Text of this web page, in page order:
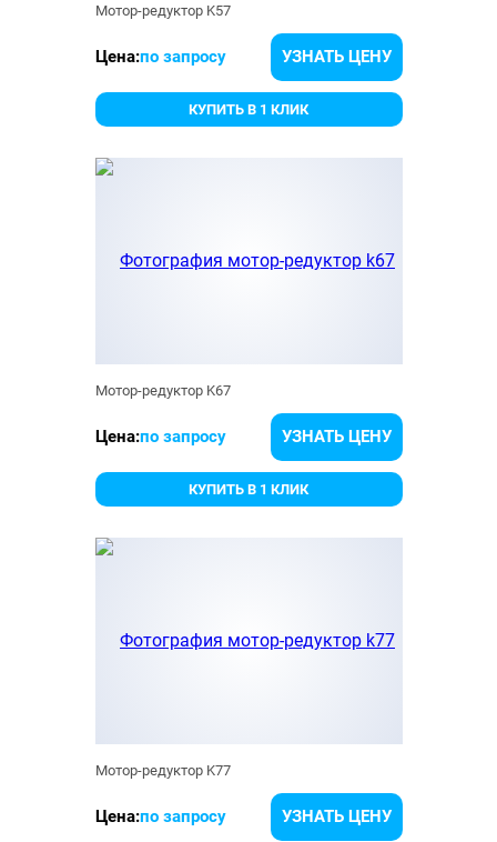
Мотор-редуктор K57
Цена:по запросу УЗНАТЬ ЦЕНУ
КУПИТЬ В 1 КЛИК
Мотор-редуктор K67
Цена:по запросу УЗНАТЬ ЦЕНУ
КУПИТЬ В 1 КЛИК
Мотор-редуктор K77
Цена:по запросу УЗНАТЬ ЦЕНУ